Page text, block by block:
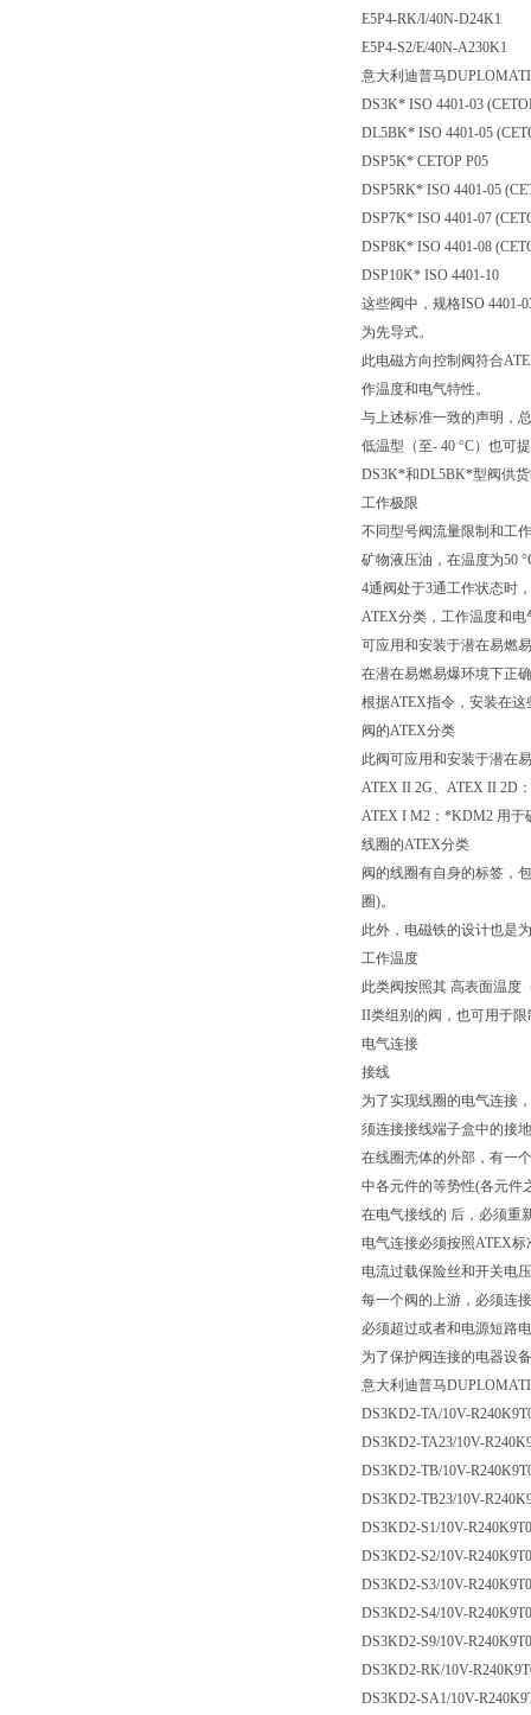
E5P4-RK/I/40N-D24K1
E5P4-S2/E/40N-A230K1
意大利迪普马
DS3K* ISO 4401-03
DL5BK* ISO 4401-05
DSP5K* CETOP P05
DSP5RK* ISO 4401-05
DSP7K* ISO 4401-07
DSP8K* ISO 4401-08
DSP10K* ISO 4401-10
这些阀中，规格ISO 4401-
为先导式。
此电磁方向控制阀符合
作温度和电气特性。
与上述标准一致的声明，
低温型（至- 40 °C）也可
DS3K*和DL5BK*型阀供
工作极限
不同型号阀流量限制和工
矿物液压油，在温度为50
4通阀处于3通工作状态时
ATEX分类，工作温度和电
可应用和安装于潜在易燃
在潜在易燃易爆环境下正
根据ATEX指令，安装在
阀的ATEX分类
此阀可应用和安装于潜在
ATEX II 2G、ATEX II 2D
ATEX I M2：*KDM2 用于
线圈的ATEX分类
阀的线圈有自身的标签，
圈)。
此外，电磁铁的设计也是
工作温度
此类阀按照其 高表面温度
II类组别的阀，也可用于
电气连接
接线
为了实现线圈的电气连接
须连接接线端子盒中的接
在线圈壳体的外部，有一
中各元件的等势性(各元件
在电气接线的 后，必须重
电气连接必须按照ATEX
电流过载保险丝和开关电
每一个阀的上游，必须连
必须超过或者和电源短路
为了保护阀连接的电器设
意大利迪普马
DS3KD2-TA/10V-
DS3KD2-TA23/10V-
DS3KD2-TB/10V-
DS3KD2-TB23/10V-
DS3KD2-S1/10V-
DS3KD2-S2/10V-
DS3KD2-S3/10V-
DS3KD2-S4/10V-
DS3KD2-S9/10V-
DS3KD2-RK/10V-
DS3KD2-SA1/10V-